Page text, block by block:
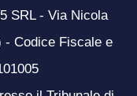
SRL - Via Nicola
- Codice Fiscale e